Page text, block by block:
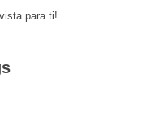
para ti!